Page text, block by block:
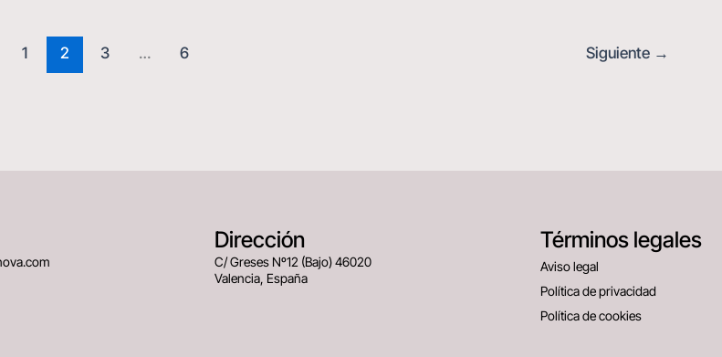
1 2 3 … 6 Siguiente →
Dirección
C/ Greses Nº12 (Bajo) 46020
Valencia, España
Términos legales
Aviso legal
Política de privacidad
Política de cookies